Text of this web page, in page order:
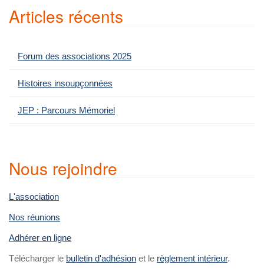
p
Articles récents
Forum des associations 2025
Histoires insoupçonnées
JEP : Parcours Mémoriel
Nous rejoindre
L'association
Nos réunions
Adhérer en ligne
Télécharger le bulletin d'adhésion et le règlement intérieur.